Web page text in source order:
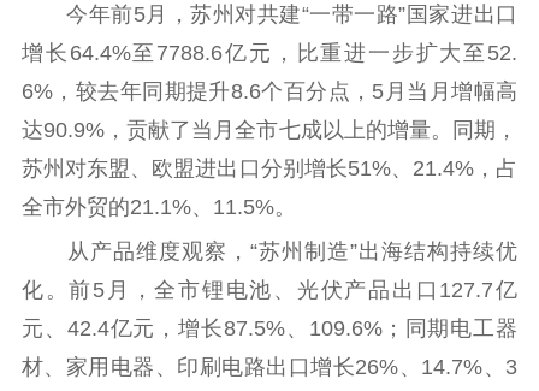
江苏文脉
资料下载
新闻宣传
主题宣传 对外宣传
新闻发布
记者之家
品牌栏目
精品生产 文化惠民
文化传承
文化交流
体制改革
文化产业
紫金文化艺术节
品牌活动 紫艺舞台
今年前5月，苏州对共建“一带一路”国家进出口
增长64.4%至7788.6亿元，比重进一步扩大至52.
6%，较去年同期提升8.6个百分点，5月当月增幅高
达90.9%，贡献了当月全市七成以上的增量。同期，
苏州对东盟、欧盟进出口分别增长51%、21.4%，占
全市外贸的21.1%、11.5%。
从产品维度观察，“苏州制造”出海结构持续优
化。前5月，全市锂电池、光伏产品出口127.7亿
元、42.4亿元，增长87.5%、109.6%；同期电工器
材、家用电器、印刷电路出口增长26%、14.7%、3